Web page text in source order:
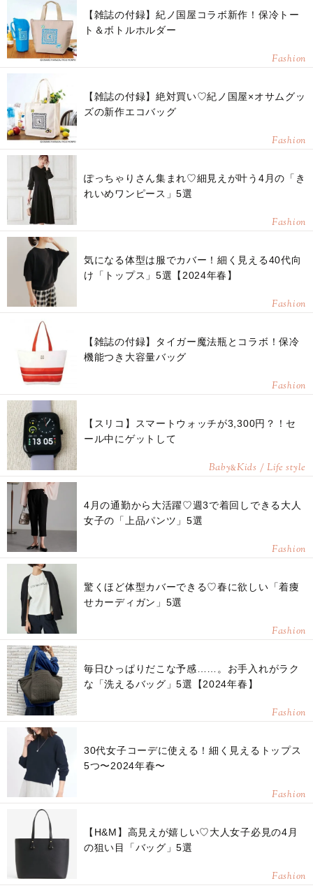
【雑誌の付録】紀ノ国屋コラボ新作！保冷トー
ト＆ボトルホルダー
Fashion
【雑誌の付録】絶対買い♡紀ノ国屋×オサムグッ
ズの新作エコバッグ
Fashion
ぽっちゃりさん集まれ♡細見えが叶う4月の「き
れいめワンピース」5選
Fashion
気になる体型は服でカバー！細く見える40代向
け「トップス」5選【2024年春】
Fashion
【雑誌の付録】タイガー魔法瓶とコラボ！保冷
機能つき大容量バッグ
Fashion
【スリコ】スマートウォッチが3,300円？！セ
ール中にゲットして
Baby&Kids / Life style
4月の通勤から大活躍♡週3で着回しできる大人
女子の「上品パンツ」5選
Fashion
驚くほど体型カバーできる♡春に欲しい「着痩
せカーディガン」5選
Fashion
毎日ひっぱりだこな予感……。お手入れがラク
な「洗えるバッグ」5選【2024年春】
Fashion
30代女子コーデに使える！細く見えるトップス
5つ〜2024年春〜
Fashion
【H&M】高見えが嬉しい♡大人女子必見の4月
の狙い目「バッグ」5選
Fashion